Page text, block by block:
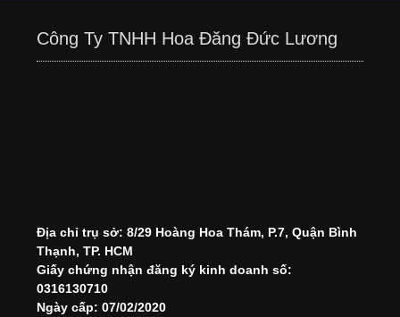
Công Ty TNHH Hoa Đăng Đức Lương
Địa chỉ trụ sở: 8/29 Hoàng Hoa Thám, P.7, Quận Bình
Thạnh, TP. HCM
Giấy chứng nhận đăng ký kinh doanh số:
0316130710
Ngày cấp: 07/02/2020